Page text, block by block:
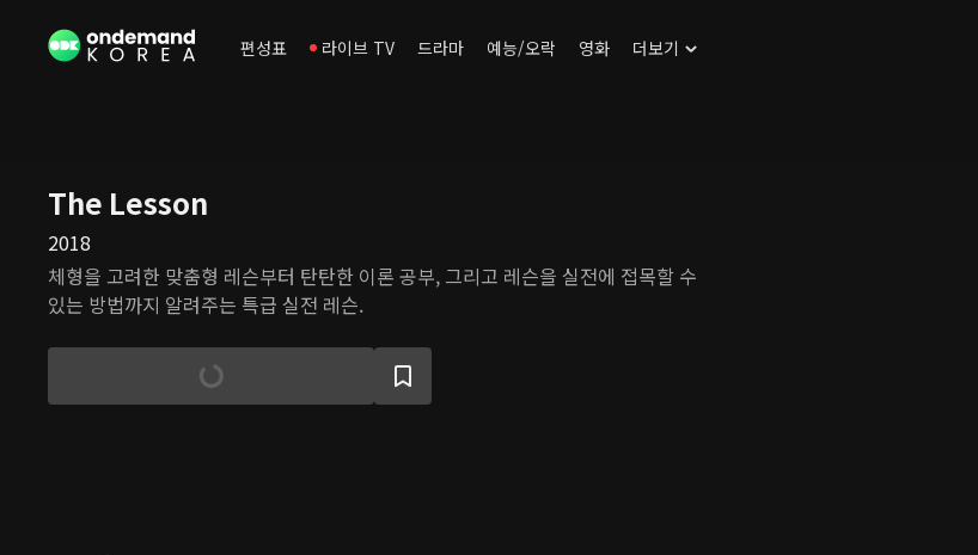
편성표 라이브 TV 드라마 예능/오락 영화 더보기
The Lesson
2018
체형을 고려한 맞춤형 레슨부터 탄탄한 이론 공부, 그리고 레슨을 실전에 접목할 수
있는 방법까지 알려주는 특급 실전 레슨.